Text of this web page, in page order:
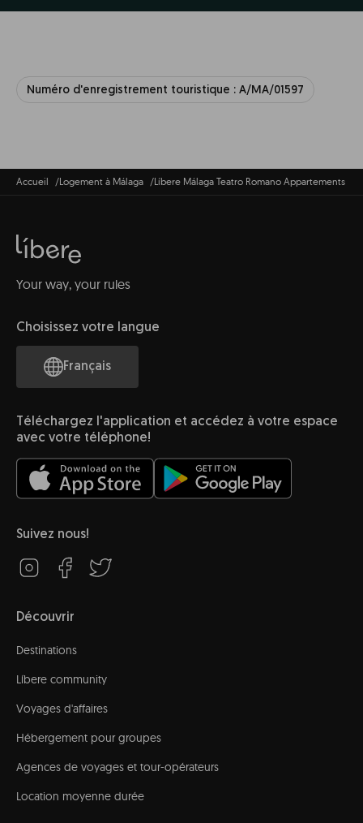
Numéro d'enregistrement touristique : A/MA/01597
Accueil Logement à Málaga Líbere Málaga Teatro Romano Appartements
Your way, your rules
Choisissez votre langue
Français
Téléchargez l'application et accédez à votre espace
avec votre téléphone!
Suivez nous!
Découvrir
Destinations
Líbere community
Voyages d'affaires
Hébergement pour groupes
Agences de voyages et tour-opérateurs
Location moyenne durée